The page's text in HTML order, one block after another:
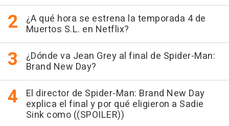
¿A qué hora se estrena la temporada 4 de
Muertos S.L. en Netflix?
¿Dónde va Jean Grey al final de Spider-Man:
Brand New Day?
El director de Spider-Man: Brand New Day
explica el final y por qué eligieron a Sadie
Sink como ((SPOILER))